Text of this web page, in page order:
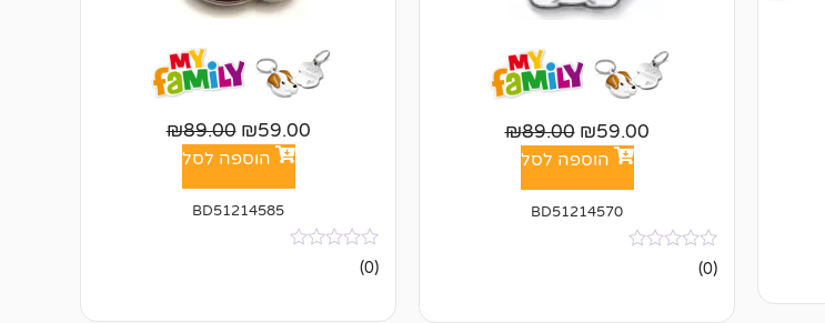
₪59.00
₪89.00
הוספה לסל
BD51214570
אין
ביקורות
(0)
₪59.00
₪89.00
הוספה לסל
BD51214585
אין
ביקורות
(0)